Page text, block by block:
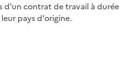
d'un contrat de travail à durée
pays d'origine.